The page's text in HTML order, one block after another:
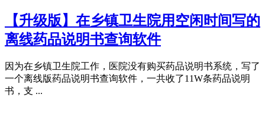
【升级版】在乡镇卫生院用空闲时间写的
离线药品说明书查询软件
因为在乡镇卫生院工作，医院没有购买药品说明书系统，写了
一个离线版药品说明书查询软件，一共收了11W条药品说明
书，支 ...